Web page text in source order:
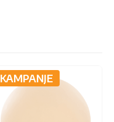
KAMPANJE